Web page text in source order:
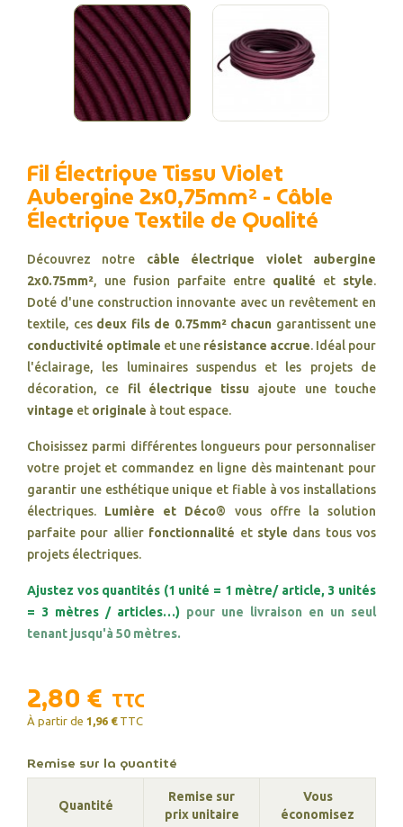
Fil Électrique Tissu Violet
Aubergine 2x0,75mm² - Câble
Électrique Textile de Qualité
Découvrez notre câble électrique violet aubergine
2x0.75mm², une fusion parfaite entre qualité et style.
Doté d'une construction innovante avec un revêtement en
textile, ces deux fils de 0.75mm² chacun garantissent une
conductivité optimale et une résistance accrue. Idéal pour
l'éclairage, les luminaires suspendus et les projets de
décoration, ce fil électrique tissu ajoute une touche
vintage et originale à tout espace.
Choisissez parmi différentes longueurs pour personnaliser
votre projet et commandez en ligne dès maintenant pour
garantir une esthétique unique et fiable à vos installations
électriques. Lumière et Déco® vous offre la solution
parfaite pour allier fonctionnalité et style dans tous vos
projets électriques.
Ajustez vos quantités (1 unité = 1 mètre/ article, 3 unités
= 3 mètres / articles…) pour une livraison en un seul
tenant jusqu'à 50 mètres.
2,80 € TTC
À partir de 1,96 € TTC
Remise sur la quantité
Quantité
Remise sur
prix unitaire
Vous
économisez